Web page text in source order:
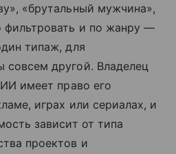
«брутальный мужчина»,
и по жанру —
типаж, для
совсем другой. Владелец
имеет право его
играх или сериалах, и
зависит от типа
проектов и